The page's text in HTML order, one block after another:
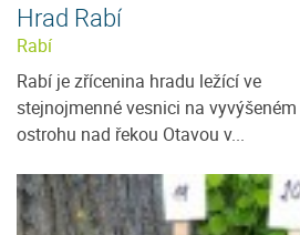
Hrad Rabí
Rabí
Rabí je zřícenina hradu ležící ve
stejnojmenné vesnici na vyvýšeném
ostrohu nad řekou Otavou v...